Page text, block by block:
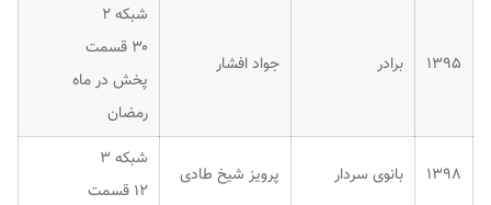
۱۳۹۵ برادر جواد افشار
شبکه ۲
۳۰ قسمت
پخش در ماه
رمضان
۱۳۹۸ بانوی سردار پرویز شیخ طادی
شبکه ۳
۱۲ قسمت